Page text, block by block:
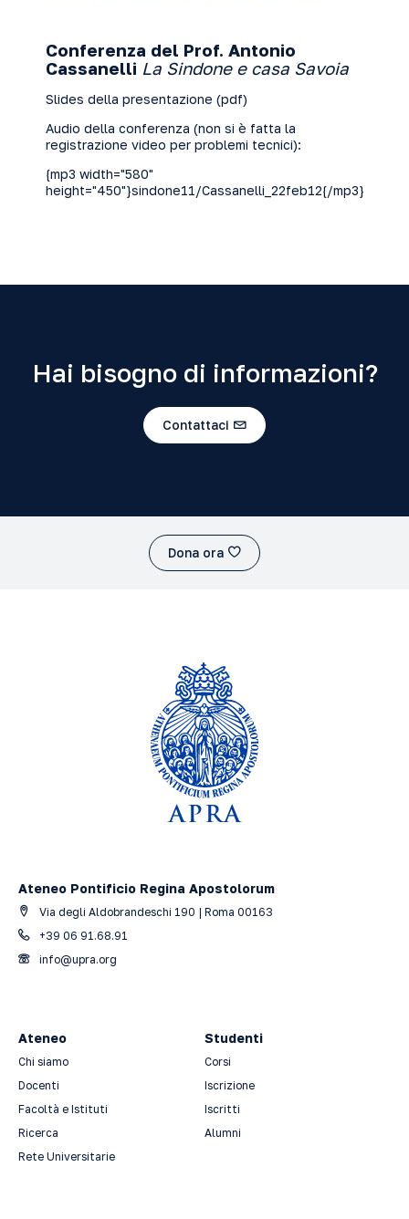
Conferenza del Prof. Antonio
Cassanelli La Sindone e casa Savoia
Slides della presentazione (pdf)
Audio della conferenza (non si è fatta la
registrazione video per problemi tecnici):
{mp3 width="580"
height="450"}sindone11/Cassanelli_22feb12{/mp3}
Hai bisogno di informazioni?
Contattaci
Dona ora
Ateneo Pontificio Regina Apostolorum
Via degli Aldobrandeschi 190 | Roma 00163
+39 06 91.68.91
info@upra.org
Ateneo
Chi siamo
Docenti
Facoltà e Istituti
Ricerca
Rete Universitarie
Studenti
Corsi
Iscrizione
Iscritti
Alumni